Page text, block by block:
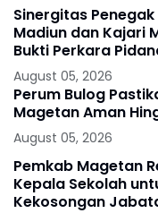
Sinergitas
Madiun dan Kajari
Bukti Perkara
August 05, 2026
Perum Bulog
Magetan Aman
August 05, 2026
Pemkab Magetan
Kepala Sekolah
Kekosongan